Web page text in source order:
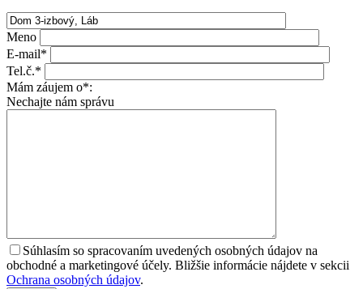
Meno
E-mail*
Tel.č.*
Mám záujem o*:
Nechajte nám správu
Súhlasím so spracovaním uvedených osobných údajov na
obchodné a marketingové účely. Bližšie informácie nájdete v sekcii
Ochrana osobných údajov.